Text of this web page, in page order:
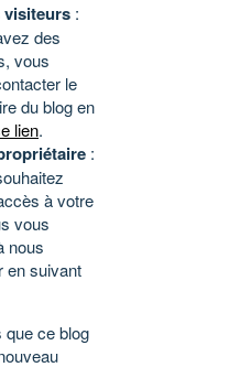
visiteurs :
des
vous
le
du blog en
lien.
:
à votre
vous
nous
en suivant
que ce blog